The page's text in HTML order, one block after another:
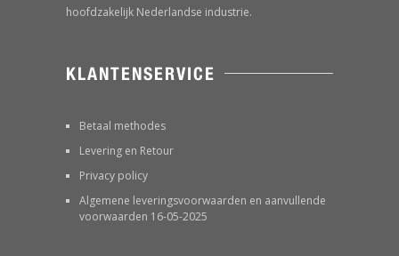
hoofdzakelijk Nederlandse industrie.
KLANTENSERVICE
Betaal methodes
Levering en Retour
Privacy policy
Algemene leveringsvoorwaarden en aanvullende
voorwaarden 16-05-2025